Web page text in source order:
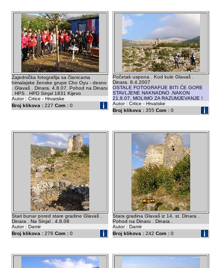
Zajednička fotografija sa članicama
himalajske ženske grupe Cho Oyu - desno
. Glavaš . Dinara. 4.8.07. Pohod na Dinaru
. HPS . HPD Sinjal 1831 Kijevo
Autor : Crtice - Hrvatske
Broj klikova : 227 Com : 0
Početak uspona . Kod kule Glavaš .
Dinara. 8.4.2007
OSTALE FOTOGRAFIJE BITI ĆE GORE
STAVLJENE NAKNADNO .NAKON
21.8.07, MOLIMO ZA RAZUMJEVANJE !
Autor : Crtice - Hrvatske
Broj klikova : 355 Com : 0
Stari bunar pored stare gradine Glavaš .
Dinara . Na Sinjal . 4.8.08
Autor : Damir
Broj klikova : 276 Com : 0
Stara gradina Glavaš iz 14. st. Dinara .
Pohod na Dinaru . Dinara .
Autor : Damir
Broj klikova : 242 Com : 0